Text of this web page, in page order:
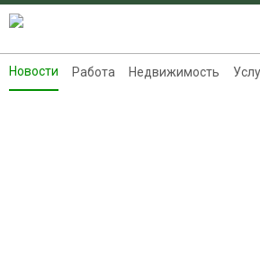
Новости
Новости Работа Недвижимость